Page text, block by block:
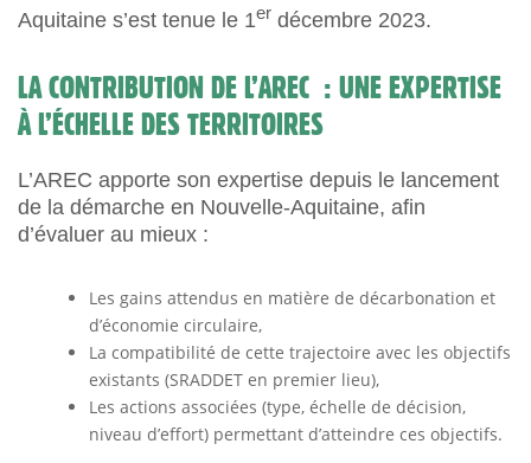
Aquitaine s’est tenue le 1er décembre 2023.
LA CONTRIBUTION DE L’AREC : UNE EXPERTISE
À L’ÉCHELLE DES TERRITOIRES
L’AREC apporte son expertise depuis le lancement
de la démarche en Nouvelle-Aquitaine, afin
d’évaluer au mieux :
Les gains attendus en matière de décarbonation et
d’économie circulaire,
La compatibilité de cette trajectoire avec les objectifs
existants (SRADDET en premier lieu),
Les actions associées (type, échelle de décision,
niveau d’effort) permettant d’atteindre ces objectifs.